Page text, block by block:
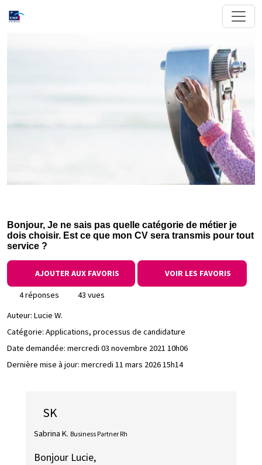
Bonjour, Je ne sais pas quelle catégorie de métier je
dois choisir. Est ce que mon CV sera transmis pour tout
service ?
AJOUTER AUX FAVORIS VOIR LES FAVORIS
4 réponses
43 vues
Auteur: Lucie W.
Catégorie: Applications, processus de candidature
Date demandée: mercredi 03 novembre 2021 10h06
Dernière mise à jour: mercredi 11 mars 2026 15h14
SK
Sabrina K. Business Partner Rh
Bonjour Lucie,